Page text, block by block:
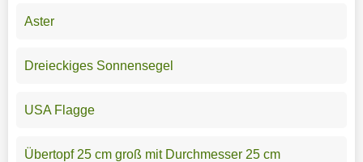
Aster
Dreieckiges Sonnensegel
USA Flagge
Übertopf 25 cm groß mit Durchmesser 25 cm